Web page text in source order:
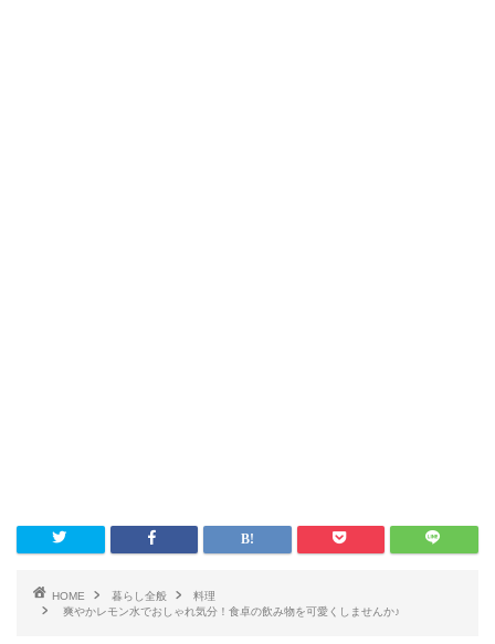
HOME 暮らし全般
料理
爽やかレモン水でおしゃれ気分！食卓の飲み物を可愛くしませんか♪